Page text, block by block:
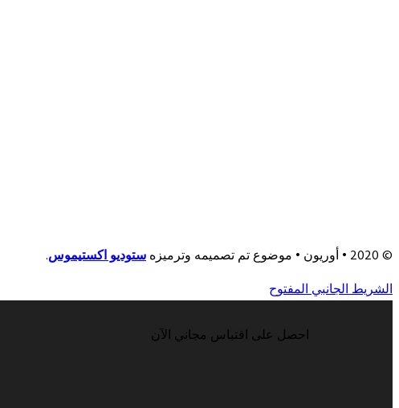
© 2020 • أوريون • موضوع تم تصميمه وترميزه ستوديو اكستيموس.
الشريط الجانبي المفتوح
احصل على اقتباس مجاني الآن